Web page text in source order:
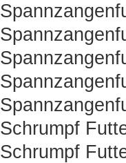
Schrumpf
Schrumpf